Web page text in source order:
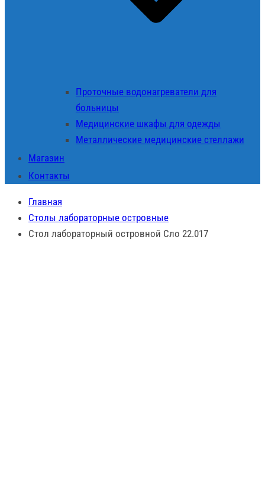
Проточные водонагреватели для
больницы
Медицинские шкафы для одежды
Металлические медицинские стеллажи
Магазин
Контакты
Главная
Столы лабораторные островные
Стол лабораторный островной Сло 22.017